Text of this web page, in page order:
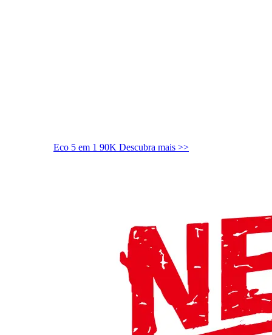
Eco 5 em 1 90K Descubra mais >>